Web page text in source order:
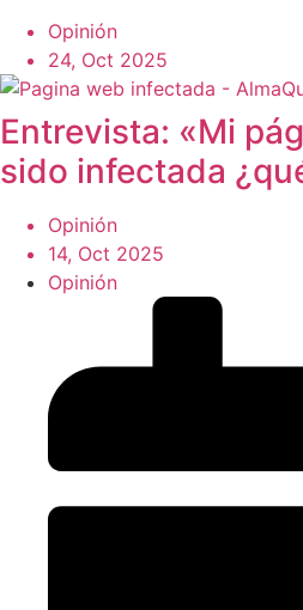
Opinión
24, Oct 2025
Entrevista: «Mi
sido infectada
Opinión
14, Oct 2025
Opinión